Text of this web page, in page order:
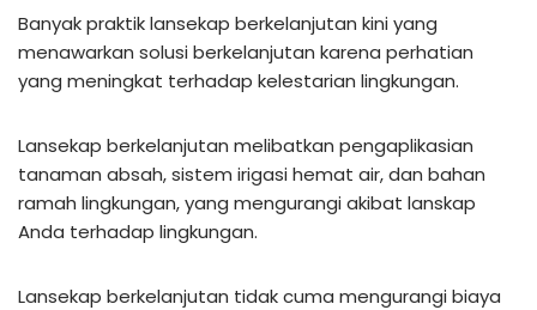
Banyak praktik lansekap berkelanjutan kini yang
menawarkan solusi berkelanjutan karena perhatian
yang meningkat terhadap kelestarian lingkungan.
Lansekap berkelanjutan melibatkan pengaplikasian
tanaman absah, sistem irigasi hemat air, dan bahan
ramah lingkungan, yang mengurangi akibat lanskap
Anda terhadap lingkungan.
Lansekap berkelanjutan tidak cuma mengurangi biaya